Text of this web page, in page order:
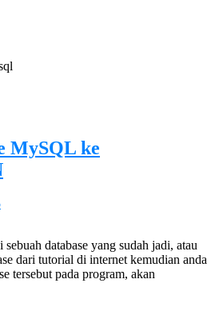
MySQL ke
database yang sudah jadi, atau
dari tutorial di internet kemudian anda
tersebut pada program, akan